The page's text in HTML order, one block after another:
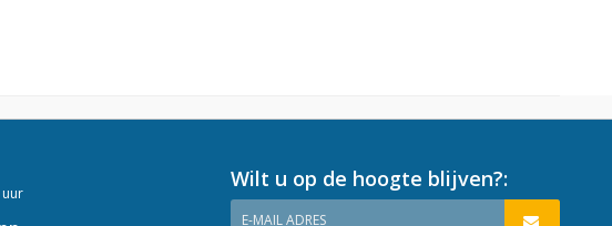
uur
Wilt u op de hoogte blijven?:
E-MAIL ADRES